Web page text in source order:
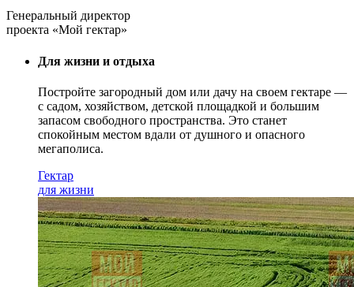
Генеральный директор
проекта «Мой гектар»
Для жизни и отдыха
Постройте загородный дом или дачу на своем гектаре —
с садом, хозяйством, детской площадкой и большим
запасом свободного пространства. Это станет
спокойным местом вдали от душного и опасного
мегаполиса.
Гектар
для жизни